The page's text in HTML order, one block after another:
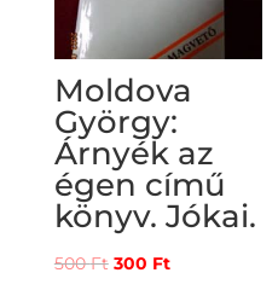
Moldova
György:
Árnyék az
égen című
könyv. Jókai.
500Ft Original
300 FtCurrent